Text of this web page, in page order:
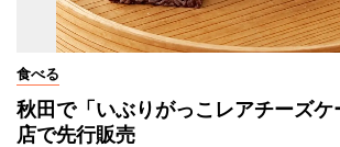
食べる
秋田で「いぶりがっこレアチーズ
店で先行販売